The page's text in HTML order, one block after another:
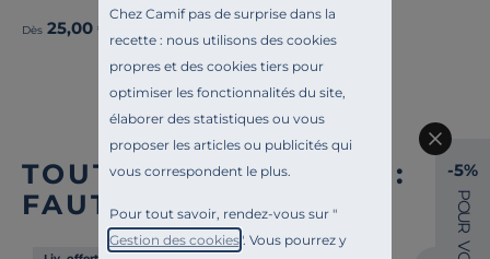
Chez Camif pas de surprise dans la
recette : nous utilisons des cookies
propres et des cookies tiers pour
optimiser les fonctionnalités du site,
élaborer des statistiques ou vous
proposer les articles ou publicités qui
vous correspondent le plus.
Pour tout savoir, rendez-vous sur "
Gestion des cookies". Vous pourrez y
Dès 25,00 €
TOUTE NOTRE OFFRE :
FAUTEUILS RELAX
-5%
P
O
U
R
V